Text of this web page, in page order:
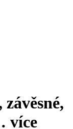
závěsné,
více